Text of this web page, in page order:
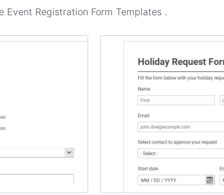
Event Registration Form Templates .